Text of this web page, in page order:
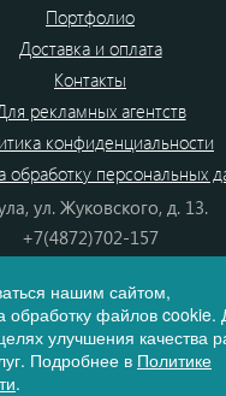
Портфолио
Доставка и оплата
Контакты
рекламных агентств
конфиденциальности
обработку персональных
ул. Жуковского, д. 13.
+7(4872)702-157
8(800) 555-80-87
e-mail:info@dono.su
нашим сайтом,
обработку файлов cookie.
улучшения качества
Подробнее в Политике
.